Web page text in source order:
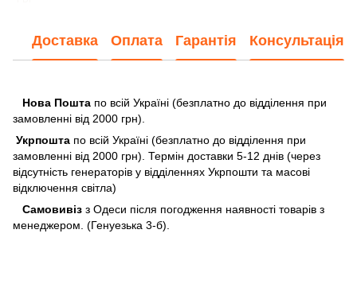
Доставка Оплата Гарантія Консультація
Нова Пошта по всій Україні (безплатно до відділення при
замовленні від 2000 грн).
Укрпошта по всій Україні (безплатно до відділення при
замовленні від 2000 грн). Термін доставки 5-12 днів (через
відсутність генераторів у відділеннях Укрпошти та масові
відключення світла)
Самовивіз з Одеси після погодження наявності товарів з
менеджером. (Генуезька 3-б).